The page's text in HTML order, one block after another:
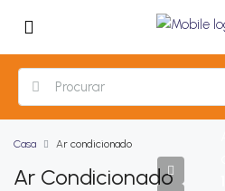
Casa Ar condicionado
Ar Condicionado